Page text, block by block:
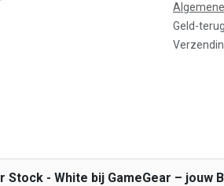
Geld-
- White bij GameGear – jouw